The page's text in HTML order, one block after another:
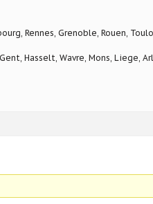
Rennes, Grenoble, Rouen,
Hasselt, Wavre, Mons, Liege,